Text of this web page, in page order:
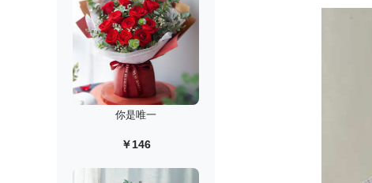
你是唯一
￥146